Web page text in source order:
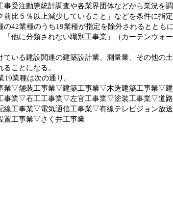
受注動態統計調査や各業界団体などから業況を
前比５％以上減少していること」などを条件に指
42業種のうち19業種が指定を除外されるととも
他に分類されない職別工事業」（カーテンウォ
いる建設関連の建築設計業、測量業、その他の
ことになる。
業種は次の通り。
▽舗装工事業▽建築工事業▽木造建築工事業▽建
事業▽石工工事業▽左官工事業▽塗装工事業▽道路
工事業▽電気通信工事業▽有線テレビジョン放
工事業▽さく井工事業